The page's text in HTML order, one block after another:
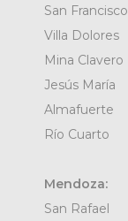
San Francisco
Villa Dolores
Mina Clavero
Jesús María
Almafuerte
Río Cuarto
Mendoza:
San Rafael